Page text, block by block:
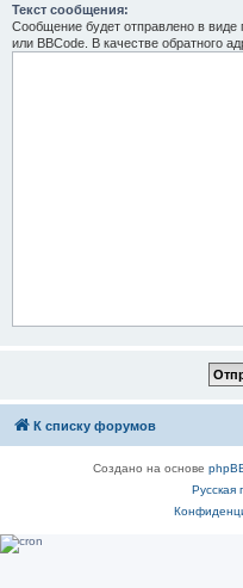
Текст сообщения:
Сообщение будет отправлено в виде
или BBCode. В качестве обратного
К списку форумов
Создано на основе
Русская